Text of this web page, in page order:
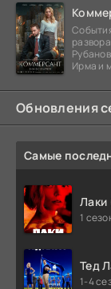
Ирма и
Обновления
Самые
Лаки
1
Тед
1-4